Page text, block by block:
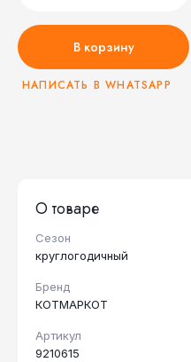
В корзину
НАПИСАТЬ В WHATSAPP
О товаре
Сезон
круглогодичный
Бренд
КОТМАРКОТ
Артикул
9210615